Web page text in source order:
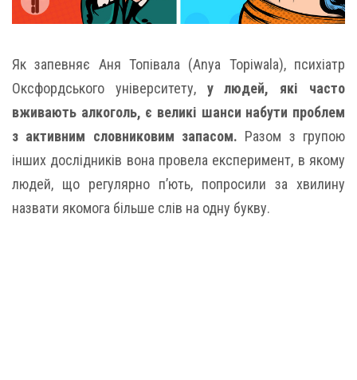
Як запевняє Аня Топівала (Anya Topiwala), психіатр
Оксфордського університету, у людей, які часто
вживають алкоголь, є великі шанси набути проблем
з активним словниковим запасом. Разом з групою
інших дослідників вона провела експеримент, в якому
людей, що регулярно п’ють, попросили за хвилину
назвати якомога більше слів на одну букву.